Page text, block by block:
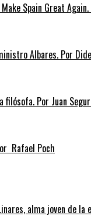
Spain Great Again.
Albares. Por
filósofa. Por Juan
Rafael Poch
alma joven de